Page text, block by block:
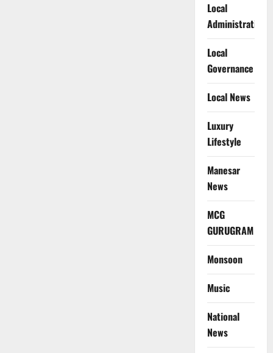
Local
Administration
Local
Governance
Local News
Luxury
Lifestyle
Manesar
News
MCG
GURUGRAM
Monsoon
Music
National
News